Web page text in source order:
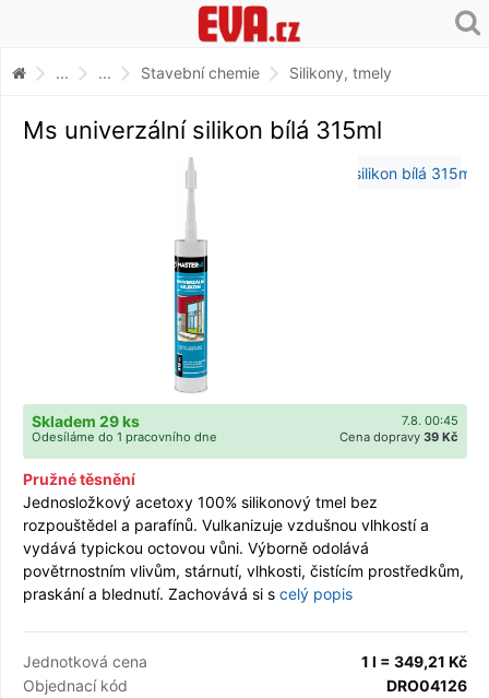
... ... Stavební chemie Silikony, tmely
Ms univerzální silikon bílá 315ml
7.8. 00:45
Skladem 29 ks
Cena dopravy 39 Kč
Odesíláme do 1 pracovního dne
Pružné těsnění
Jednosložkový acetoxy 100% silikonový tmel bez
rozpouštědel a parafínů. Vulkanizuje vzdušnou vlhkostí a
vydává typickou octovou vůni. Výborně odolává
povětrnostním vlivům, stárnutí, vlhkosti, čistícím prostředkům,
praskání a blednutí. Zachovává si s celý popis
Jednotková cena
1 l = 349,21 Kč
Objednací kód
DRO04126